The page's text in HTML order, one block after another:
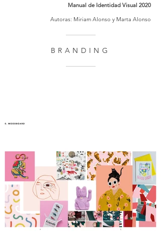
BRANDING
Manual de Identidad Visual 2020
Autoras: Miriam Alonso y Marta Alonso